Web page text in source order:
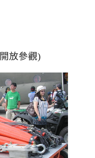
放參觀)